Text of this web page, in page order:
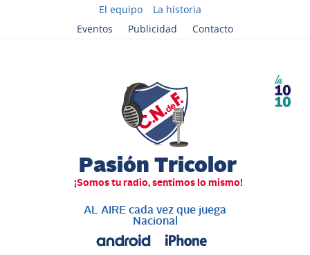
El equipo
La historia
Eventos
Publicidad Contacto
AL AIRE cada vez que juega
Nacional